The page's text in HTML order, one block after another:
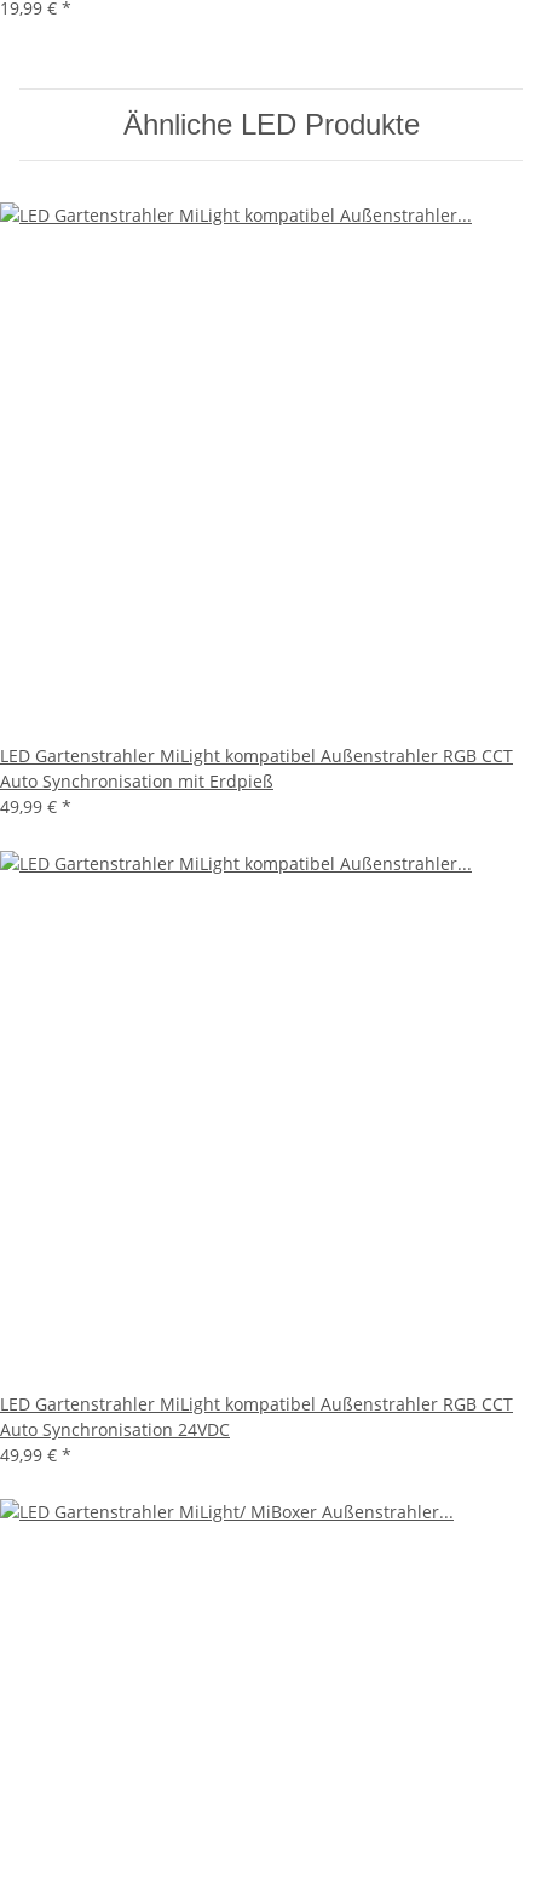
19,99 € *
Ähnliche LED Produkte
LED Gartenstrahler MiLight kompatibel Außenstrahler RGB CCT
Auto Synchronisation mit Erdpieß
49,99 € *
LED Gartenstrahler MiLight kompatibel Außenstrahler RGB CCT
Auto Synchronisation 24VDC
49,99 € *